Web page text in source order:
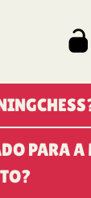
PARA